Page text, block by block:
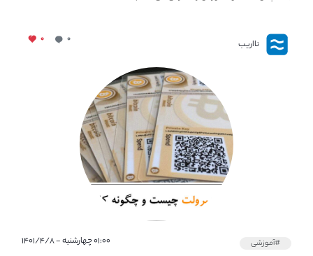
نااریب ۰ ۰
#آموزشی ۰۱:۰۰ چهارشنبه - ۱۴۰۱/۴/۸